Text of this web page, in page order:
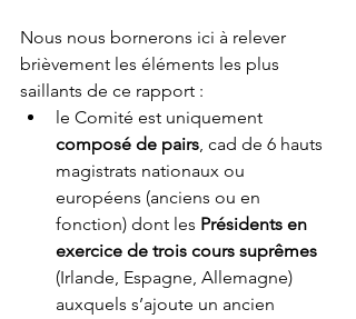
Nous nous bornerons ici à relever
brièvement les éléments les plus
saillants de ce rapport :
le Comité est uniquement
composé de pairs, cad de 6 hauts
magistrats nationaux ou
européens (anciens ou en
fonction) dont les Présidents en
exercice de trois cours suprêmes
(Irlande, Espagne, Allemagne)
auxquels s’ajoute un ancien